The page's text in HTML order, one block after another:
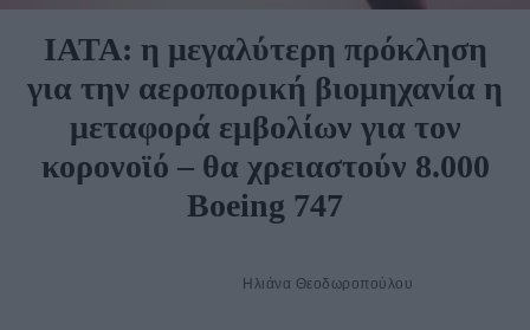
IATA: η μεγαλύτερη πρόκληση
για την αεροπορική βιομηχανία η
μεταφορά εμβολίων για τον
κορονοϊό – θα χρειαστούν 8.000
Boeing 747
Ηλιάνα Θεοδωροπούλου